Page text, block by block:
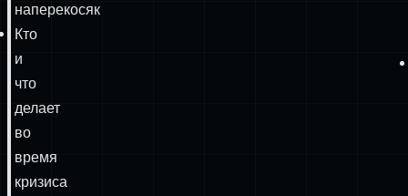
наперекосяк
Кто
и
что
делает
во
время
кризиса